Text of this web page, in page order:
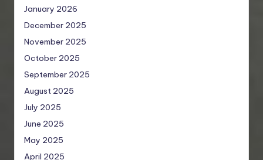
January 2026
December 2025
November 2025
October 2025
September 2025
August 2025
July 2025
June 2025
May 2025
April 2025